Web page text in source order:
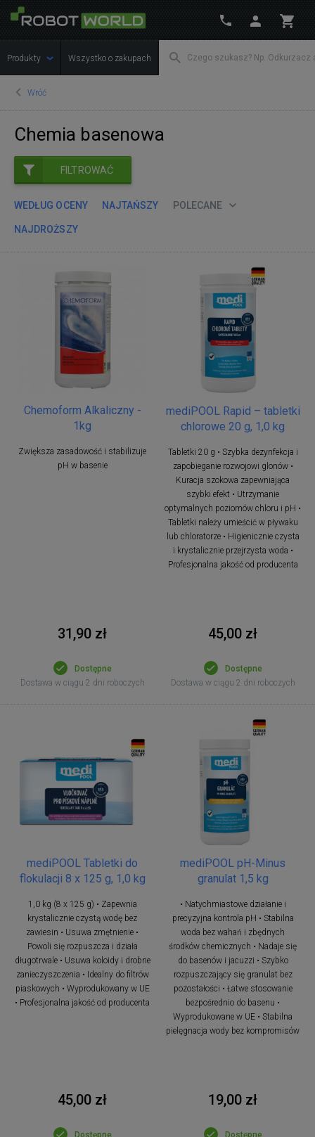
Produkty Wszystko o zakupach
Wróć
Chemia basenowa
FILTROWAĆ
WEDŁUG OCENY NAJTAŃSZY POLECANE
NAJDROŻSZY
Chemoform Alkaliczny -
1kg
Zwiększa zasadowość i stabilizuje
pH w basenie
31,90 zł
Dostępne
Dostawa w ciągu 2 dni roboczych
mediPOOL Rapid – tabletki
chlorowe 20 g, 1,0 kg
Tabletki 20 g • Szybka dezynfekcja i
zapobieganie rozwojowi glonów •
Kuracja szokowa zapewniająca
szybki efekt • Utrzymanie
optymalnych poziomów chloru i pH •
Tabletki należy umieścić w pływaku
lub chloratorze • Higienicznie czysta
i krystalicznie przejrzysta woda •
Profesjonalna jakość od producenta
45,00 zł
Dostępne
Dostawa w ciągu 2 dni roboczych
mediPOOL Tabletki do
flokulacji 8 x 125 g, 1,0 kg
1,0 kg (8 x 125 g) • Zapewnia
krystalicznie czystą wodę bez
zawiesin • Usuwa zmętnienie •
Powoli się rozpuszcza i działa
długotrwale • Usuwa koloidy i drobne
zanieczyszczenia • Idealny do filtrów
piaskowych • Wyprodukowany w UE
• Profesjonalna jakość od producenta
45,00 zł
Dostępne
mediPOOL pH-Minus
granulat 1,5 kg
• Natychmiastowe działanie i
precyzyjna kontrola pH • Stabilna
woda bez wahań i zbędnych
środków chemicznych • Nadaje się
do basenów i jacuzzi • Szybko
rozpuszczający się granulat bez
pozostałości • Łatwe stosowanie
bezpośrednio do basenu •
Wyprodukowane w UE • Stabilna
pielęgnacja wody bez kompromisów
19,00 zł
Dostępne